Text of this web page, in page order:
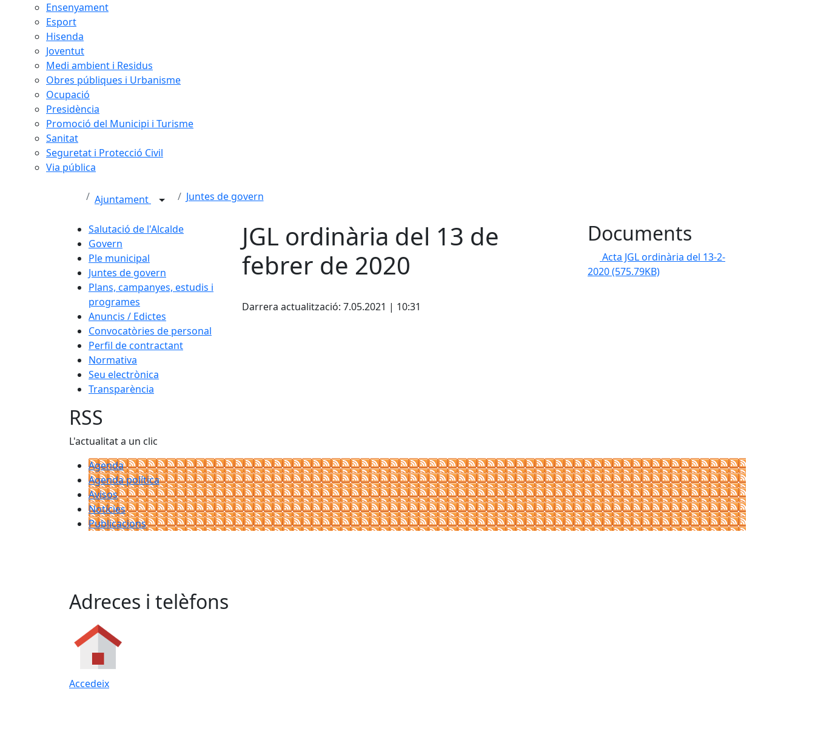
Ensenyament
Esport
Hisenda
Joventut
Medi ambient i Residus
Obres públiques i Urbanisme
Ocupació
Presidència
Promoció del Municipi i Turisme
Sanitat
Seguretat i Protecció Civil
Via pública
Ajuntament Juntes de govern
Salutació de l'Alcalde
Govern
Ple municipal
Juntes de govern
Plans, campanyes, estudis i
programes
Anuncis / Edictes
Convocatòries de personal
Perfil de contractant
Normativa
Seu electrònica
Transparència
JGL ordinària del 13 de
febrer de 2020
Darrera actualització: 7.05.2021 | 10:31
Documents
Acta JGL ordinària del 13-2-
2020(575.79KB)
RSS
L'actualitat a un clic
Agenda
Agenda política
Avisos
Notícies
Publicacions
Adreces i telèfons
Accedeix